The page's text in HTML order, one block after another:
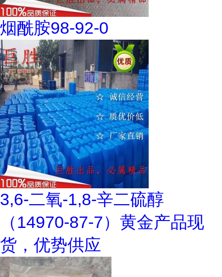
烟酰胺98-92-0
3,6-二氧-1,8-辛二硫醇
（14970-87-7）黄金产品现
货，优势供应